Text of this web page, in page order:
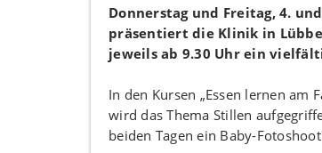
Donnerstag und Freitag, 4.
präsentiert die Klinik in
jeweils ab 9.30 Uhr ein
In den Kursen „Essen lernen am
wird das Thema Stillen
beiden Tagen ein Baby-